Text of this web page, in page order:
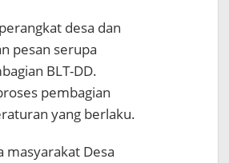
desa dan
pesan serupa
BLT-DD.
pembagian
yang berlaku.
masyarakat Desa